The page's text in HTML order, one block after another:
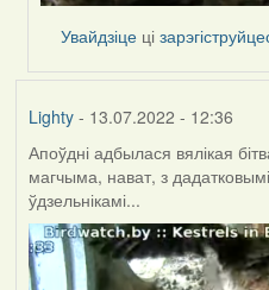
Увайдзіце ці
Lighty- 13.07.2022 - 12:36
Апоўдні адбылася вялікая
магчыма, нават, з дадатковымі
ўдзельнікамі...